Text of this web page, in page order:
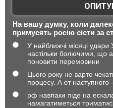
На вашу думку, коли
примусять росію сісти за
У найближчі місяці удари
настільки болючими, що
поновити перемовини
Цього року не варто
процесу. А от
рф навпаки піде на
намагатиметься